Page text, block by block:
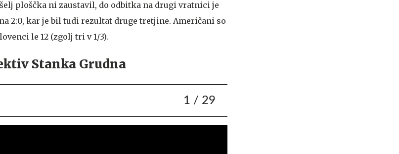
ploščka ni zaustavil, do odbitka na drugi vratnici je
2:0, kar je bil tudi rezultat druge tretjine. Američani so
le 12 (zgolj tri v 1/3).
Stanka Grudna
1 / 29